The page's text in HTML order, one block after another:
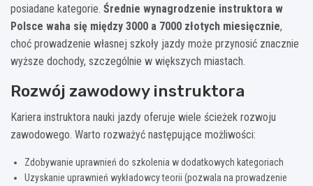
posiadane kategorie. Średnie wynagrodzenie instruktora w
Polsce waha się między 3000 a 7000 złotych miesięcznie,
choć prowadzenie własnej szkoły jazdy może przynosić znacznie
wyższe dochody, szczególnie w większych miastach.
Rozwój zawodowy instruktora
Kariera instruktora nauki jazdy oferuje wiele ścieżek rozwoju
zawodowego. Warto rozważyć następujące możliwości:
Zdobywanie uprawnień do szkolenia w dodatkowych kategoriach
Uzyskanie uprawnień wykładowcy teorii (pozwala na prowadzenie